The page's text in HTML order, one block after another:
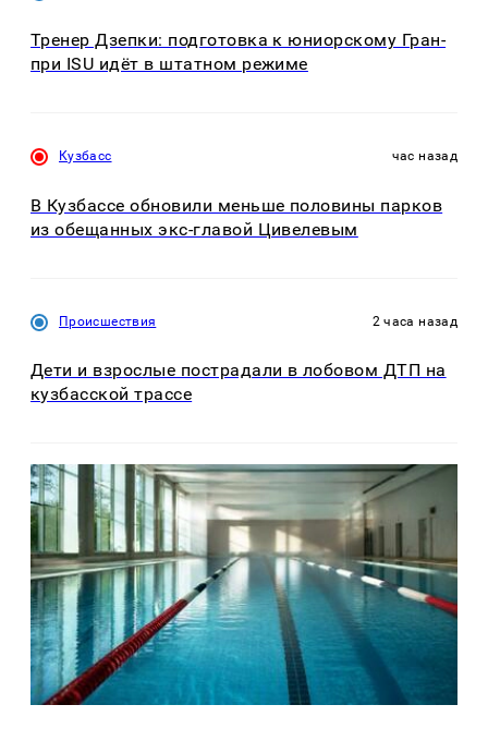
Тренер Дзепки: подготовка к юниорскому Гран-
при ISU идёт в штатном режиме
Кузбасс час назад
В Кузбассе обновили меньше половины парков
из обещанных экс-главой Цивелевым
Происшествия 2 часа назад
Дети и взрослые пострадали в лобовом ДТП на
кузбасской трассе